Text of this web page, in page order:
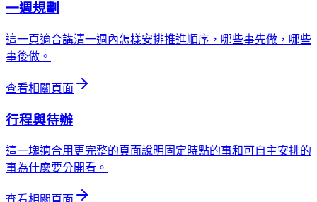
一週規劃
這一頁適合講清一週內怎樣安排推進順序，哪些事先做，哪些
事後做。
查看相關頁面
行程與待辦
這一塊適合用更完整的頁面說明固定時點的事和可自主安排的
事為什麼要分開看。